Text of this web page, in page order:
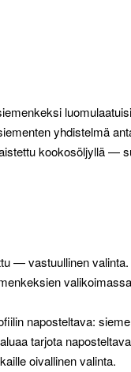
yhdistelmä
kookosöljyllä —
— vastuullinen valinta.
naposteltava:
tarjota
oivallinen valinta.